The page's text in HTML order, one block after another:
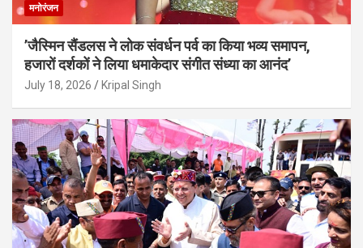
मनोरंजन
’जैस्मिन सैंडलस ने लोक संवर्धन पर्व का किया भव्य समापन,
हजारों दर्शकों ने लिया धमाकेदार संगीत संध्या का आनंद’
July 18, 2026 Kripal Singh